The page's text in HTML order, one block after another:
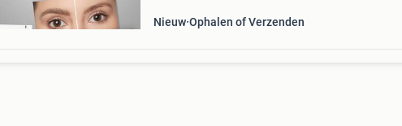
Nieuw Ophalen of Verzenden